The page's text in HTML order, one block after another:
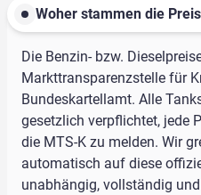
Woher stammen die
Die Benzin- bzw.
Markttransparenzstelle für
Bundeskartellamt. Alle
gesetzlich verpflichtet, jede
die MTS-K zu melden. Wir
automatisch auf diese
unabhängig, vollständig